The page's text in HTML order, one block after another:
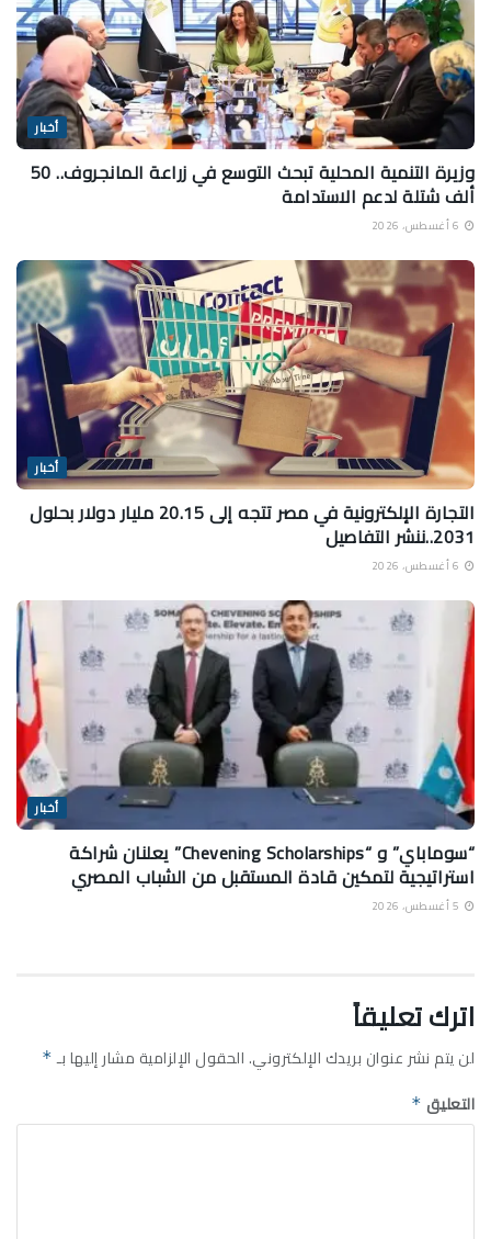
أخبار
وزيرة التنمية المحلية تبحث التوسع في زراعة المانجروف.. 50
ألف شتلة لدعم الاستدامة
أخبار
التجارة الإلكترونية في مصر تتجه إلى 20.15 مليار دولار بحلول
2031..ننشر التفاصيل
أخبار
“سوماباي” و “Chevening Scholarships” يعلنان شراكة
استراتيجية لتمكين قادة المستقبل من الشباب المصري
اترك تعليقاً
لن يتم نشر عنوان بريدك الإلكتروني.الحقول الإلزامية مشار إليها بـ *
التعليق *